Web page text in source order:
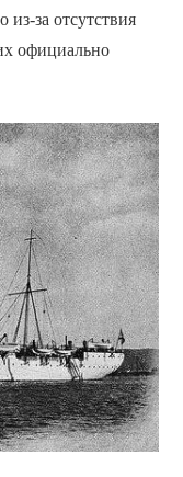
за отсутствия
официально